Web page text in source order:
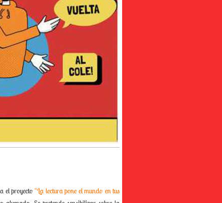
el proyecto"La lectura pone el mundo en tus